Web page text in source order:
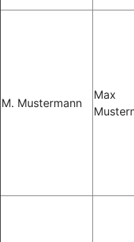
M. Mustermann
Max